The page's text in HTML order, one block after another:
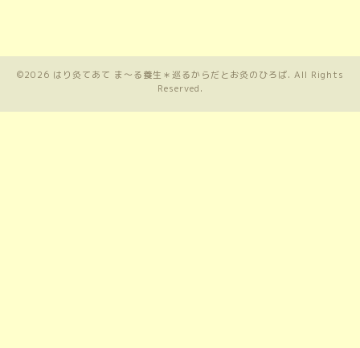
©2026 はり灸てあて ま〜る養生＊巡るからだとお灸のひろば. All Rights
Reserved.